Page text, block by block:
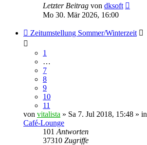
Letzter Beitrag von dksoft
Mo 30. Mär 2026, 16:00
Zeitumstellung Sommer/Winterzeit
1
…
7
8
9
10
11
von vitalista » Sa 7. Jul 2018, 15:48 » in
Café-Lounge
101 Antworten
37310 Zugriffe